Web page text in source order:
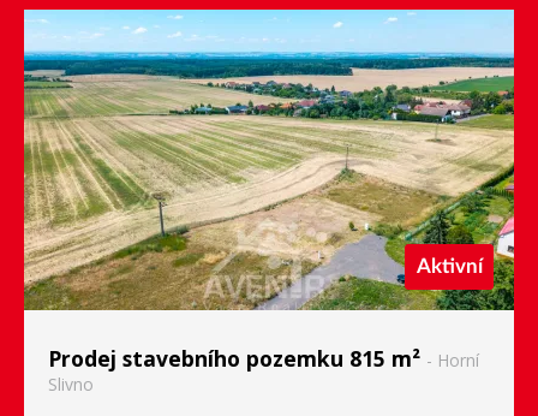
Aktivní
Prodej stavebního pozemku 815 m² - Horní
Slivno